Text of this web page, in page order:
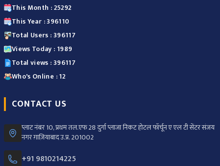
This Month : 25292
This Year : 396110
Total Users : 396117
Views Today : 1989
Total views : 396117
Who's Online : 12
CONTACT US
प्लाट नंबर 10, प्रथम तल.एफ 28 दुर्गा प्लाजा निकट होटल फॉर्चून ए एल टी सेंटर संजय
नगर ग़ाज़ियाबाद उ.प्र. 201002
+91 9810214225